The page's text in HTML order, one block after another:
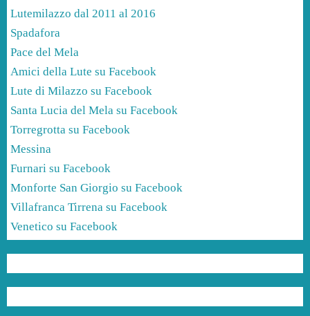
Lutemilazzo dal 2011 al 2016
Spadafora
Pace del Mela
Amici della Lute su Facebook
Lute di Milazzo su Facebook
Santa Lucia del Mela su Facebook
Torregrotta su Facebook
Messina
Furnari su Facebook
Monforte San Giorgio su Facebook
Villafranca Tirrena su Facebook
Venetico su Facebook